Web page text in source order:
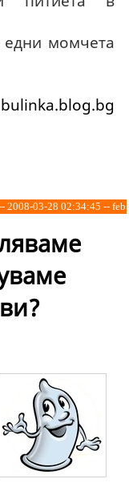
момчета
2008-03-28 02:34:45 -- feb